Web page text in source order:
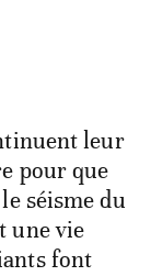
leur
pour que
séisme du
une vie
font